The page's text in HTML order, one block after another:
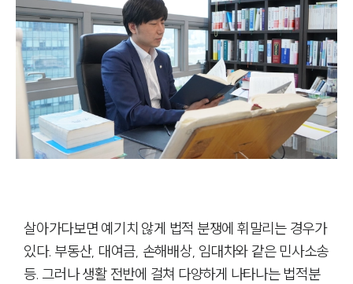
살아가다보면 예기치 않게 법적 분쟁에 휘말리는 경우가
있다. 부동산, 대여금, 손해배상, 임대차와 같은 민사소송
등. 그러나 생활 전반에 걸쳐 다양하게 나타나는 법적분